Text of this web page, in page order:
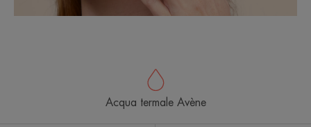
Acqua termale Avène